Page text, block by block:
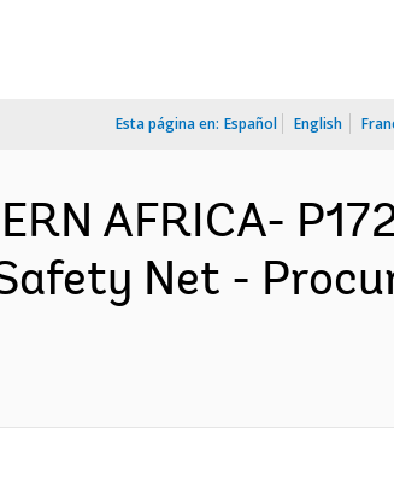
Esta página en: Español English
AFRICA-
Net -